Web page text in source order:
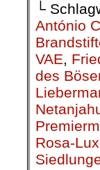
└
António
VAE,
des
Rosa-